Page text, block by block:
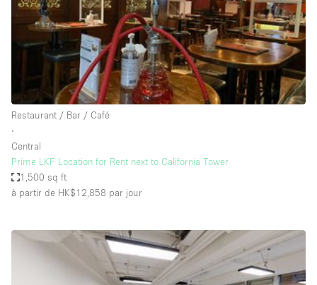
Camion / Fourgon
Commerce
Container
Entrepôt / Espace Stockage / Box
Espace Atypique / Unique
Espace Publicitaire
Espace Événementiel
Kiosque / Stand / Corner
Lobby / Accueil
Restaurant / Bar / Café
∙
Central
Prime LKF Location for Rent next to California Tower
1,500 sq ft
à partir de HK$12,858 par jour